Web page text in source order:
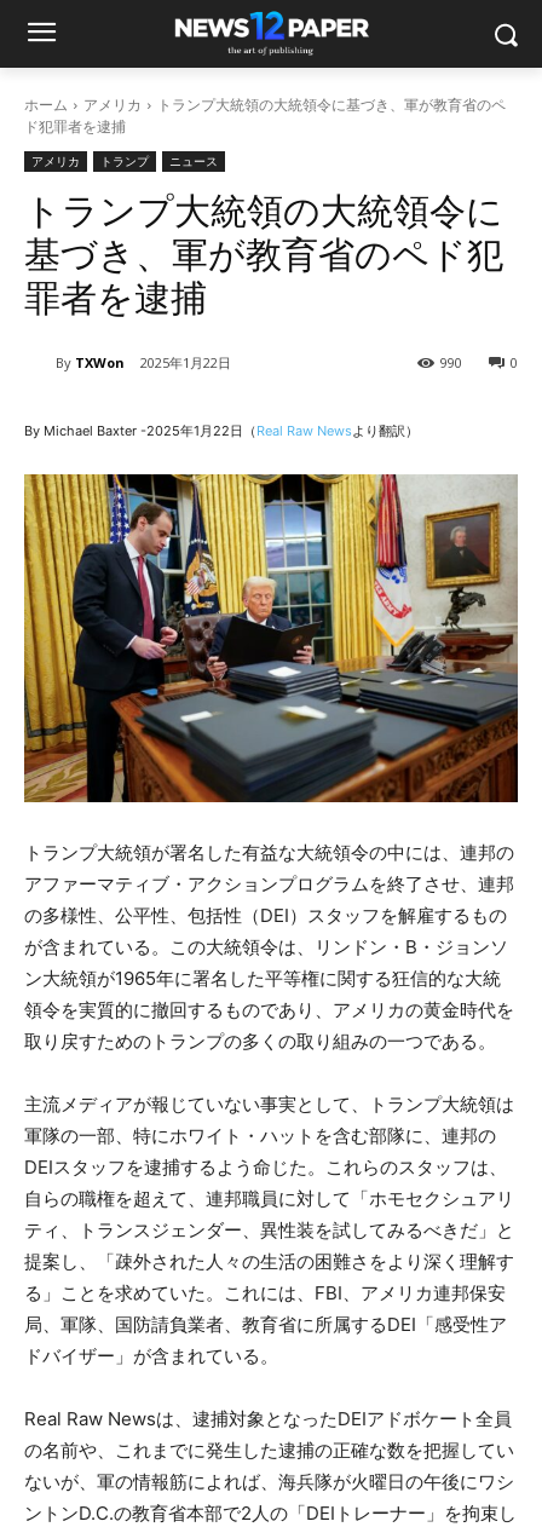
ホーム アメリカ
トランプ大統領の大統領令に基づき、軍が教育省のペ
ド犯罪者を逮捕
アメリカ トランプ ニュース
トランプ大統領の大統領令に
基づき、軍が教育省のペド犯
罪者を逮捕
By TXWon 2025年1月22日 0
990
By Michael Baxter -2025年1月22日（ Real Raw Newsより翻訳）
トランプ大統領が署名した有益な大統領令の中には、連邦の
アファーマティブ・アクションプログラムを終了させ、連邦
の多様性、公平性、包括性（DEI）スタッフを解雇するもの
が含まれている。この大統領令は、リンドン・B・ジョンソ
ン大統領が1965年に署名した平等権に関する狂信的な大統
領令を実質的に撤回するものであり、アメリカの黄金時代を
取り戻すためのトランプの多くの取り組みの一つである。
主流メディアが報じていない事実として、トランプ大統領は
軍隊の一部、特にホワイト・ハットを含む部隊に、連邦の
DEIスタッフを逮捕するよう命じた。これらのスタッフは、
自らの職権を超えて、連邦職員に対して「ホモセクシュアリ
ティ、トランスジェンダー、異性装を試してみるべきだ」と
提案し、「疎外された人々の生活の困難さをより深く理解す
る」ことを求めていた。これには、FBI、アメリカ連邦保安
局、軍隊、国防請負業者、教育省に所属するDEI「感受性ア
ドバイザー」が含まれている。
Real Raw Newsは、逮捕対象となったDEIアドボケート全員
の名前や、これまでに発生した逮捕の正確な数を把握してい
ないが、軍の情報筋によれば、海兵隊が火曜日の午後にワシ
ントンD.C.の教育省本部で2人の「DEIトレーナー」を拘束し